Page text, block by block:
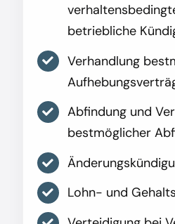
betriebliche
Verhandlung
Abfindung und
bestmöglicher
Lohn- und